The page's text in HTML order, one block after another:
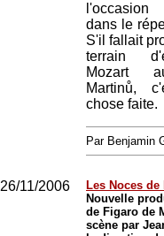
dans le
S'il fallait
terrain
Mozart
Martinů,
chose faite.
Par Benjamin
26/11/2006
Les Noces de
Nouvelle
de Figaro de
scène par